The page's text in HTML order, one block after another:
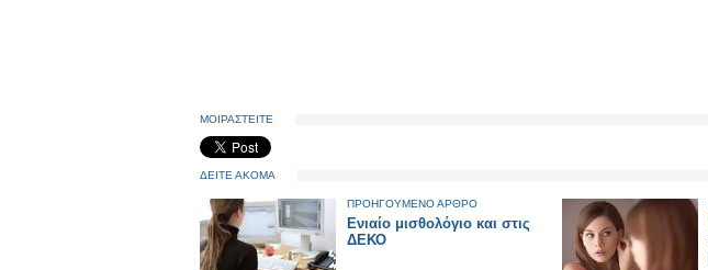
ΜΟΙΡΑΣΤΕΙΤΕ
ΔΕΙΤΕ ΑΚΟΜΑ
ΠΡΟΗΓΟΥΜΕΝΟ ΑΡΘΡΟ
Ενιαίο μισθολόγιο και στις
ΔΕΚΟ